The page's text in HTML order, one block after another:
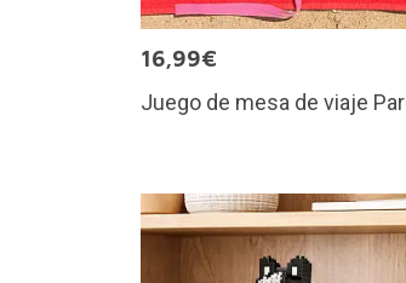
16,99€
Juego de mesa de viaje